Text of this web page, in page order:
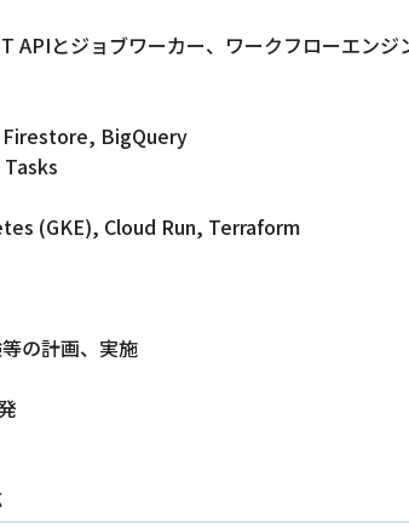
APIとジョブワーカー、ワークフローエンジ
Firestore, BigQuery
(GKE), Cloud Run, Terraform
の計画、実施